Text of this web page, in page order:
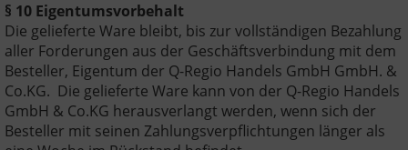
§ 10 Eigentumsvorbehalt
Die gelieferte Ware bleibt, bis zur vollständigen Bezahlung
aller Forderungen aus der Geschäftsverbindung mit dem
Besteller, Eigentum der Q-Regio Handels GmbH GmbH. &
Co.KG. Die gelieferte Ware kann von der Q-Regio Handels
GmbH & Co.KG herausverlangt werden, wenn sich der
Besteller mit seinen Zahlungsverpflichtungen länger als